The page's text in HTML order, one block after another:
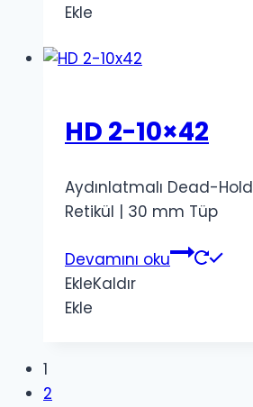
Ekle
HD 2-10×42
Aydınlatmalı Dead-Hold
Retikül | 30 mm Tüp
Devamını oku
EkleKaldır
Ekle
1
2